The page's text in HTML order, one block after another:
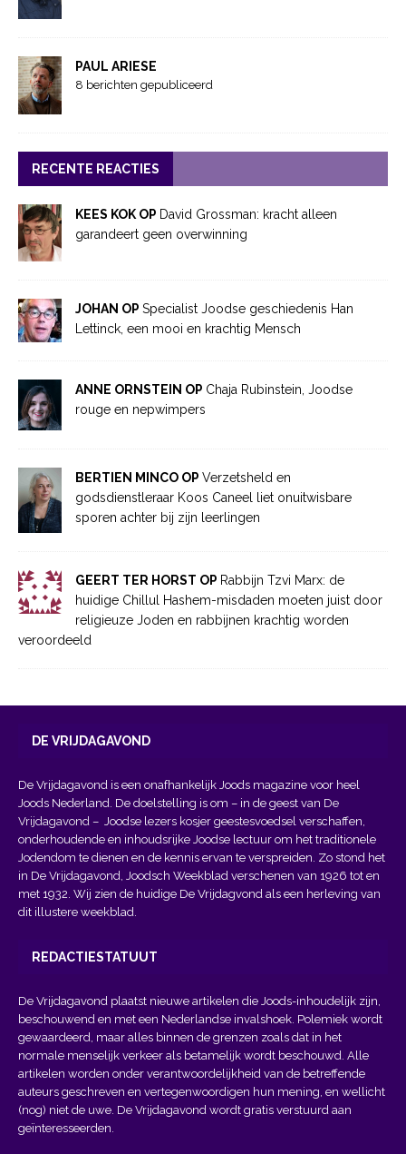
PAUL ARIESE
8 berichten gepubliceerd
RECENTE REACTIES
KEES KOK OP David Grossman: kracht alleen
garandeert geen overwinning
JOHAN OP Specialist Joodse geschiedenis Han
Lettinck, een mooi en krachtig Mensch
ANNE ORNSTEIN OP Chaja Rubinstein, Joodse
rouge en nepwimpers
BERTIEN MINCO OP Verzetsheld en
godsdienstleraar Koos Caneel liet onuitwisbare
sporen achter bij zijn leerlingen
GEERT TER HORST OP Rabbijn Tzvi Marx: de
huidige Chillul Hashem-misdaden moeten juist door
religieuze Joden en rabbijnen krachtig worden
veroordeeld
DE VRIJDAGAVOND
De Vrijdagavond is een onafhankelijk Joods magazine voor heel
Joods Nederland. De doelstelling is om – in de geest van De
Vrijdagavond – Joodse lezers kosjer geestesvoedsel verschaffen,
onderhoudende en inhoudsrijke Joodse lectuur om het traditionele
Jodendom te dienen en de kennis ervan te verspreiden. Zo stond het
in De Vrijdagavond, Joodsch Weekblad verschenen van 1926 tot en
met 1932. Wij zien de huidige De Vrijdagvond als een herleving van
dit illustere weekblad.
REDACTIESTATUUT
De Vrijdagavond plaatst nieuwe artikelen die Joods-inhoudelijk zijn,
beschouwend en met een Nederlandse invalshoek. Polemiek wordt
gewaardeerd, maar alles binnen de grenzen zoals dat in het
normale menselijk verkeer als betamelijk wordt beschouwd. Alle
artikelen worden onder verantwoordelijkheid van de betreffende
auteurs geschreven en vertegenwoordigen hun mening, en wellicht
(nog) niet de uwe. De Vrijdagavond wordt gratis verstuurd aan
geïnteresseerden.